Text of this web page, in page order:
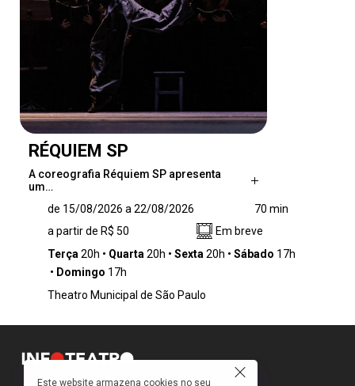
RÉQUIEM SP
A coreografia Réquiem SP apresenta
um…
desafio e um exercício que estabelece um
diálogo entre distintas linhagens de dança,
como o balé, o jumpstyle e as danças urbanas
e populares. A proposta investiga de maneira
entre corpos, contextos e manifestações
Nesse cenário, o movimento do elenco vai
além da técnica, atuando como matéria para
de 15/08/2026 a 22/08/2026
70 min
a partir de R$ 50
Em breve
Terça 20h Quarta 20h Sexta 20h Sábado 17h
Domingo 17h
Theatro Municipal de São Paulo
Este website armazena cookies no seu